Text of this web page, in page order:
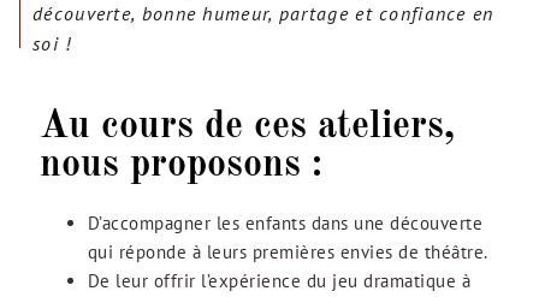
découverte, bonne humeur, partage et confiance en
soi !
Au cours de ces ateliers,
nous proposons :
D’accompagner les enfants dans une découverte
qui réponde à leurs premières envies de théâtre.
De leur offrir l’expérience du jeu dramatique à